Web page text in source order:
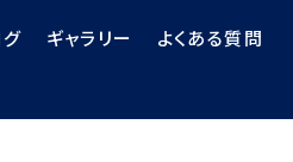
ギャラリー
よくある質問